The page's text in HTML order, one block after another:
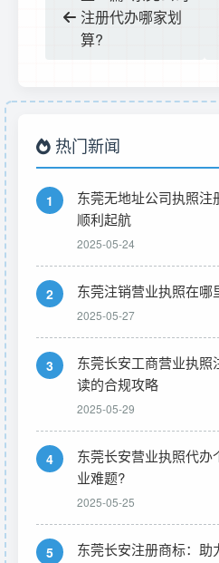
注册代办哪家划
算?
热门新闻
1
东莞无地址公司执照
顺利起航
2025-05-24
2 东莞注销营业执照在哪
2025-05-27
3
东莞长安工商营业执
读的合规攻略
2025-05-29
4
东莞长安营业执照代办
业难题?
2025-05-25
5 东莞长安注册商标：